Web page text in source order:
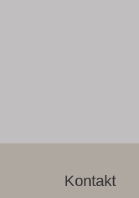
Kontakt